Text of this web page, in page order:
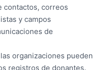
contactos, correos
y campos
de
las organizaciones pueden
registros de donantes.